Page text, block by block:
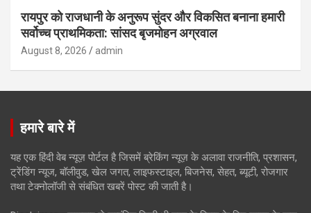
रायपुर को राजधानी के अनुरूप सुंदर और विकसित बनाना हमारी
सर्वोच्च प्राथमिकता: सांसद बृजमोहन अग्रवाल
August 8, 2026 admin
हमारे बारे में
यह एक हिंदी वेब न्यूज़ पोर्टल है जिसमें ब्रेकिंग न्यूज़ के अलावा राजनीति, प्रशासन,
ट्रेंडिंग न्यूज, बॉलीवुड, खेल जगत, लाइफस्टाइल, बिजनेस, सेहत, ब्यूटी, रोजगार
तथा टेक्नोलॉजी से संबंधित खबरें पोस्ट की जाती है।